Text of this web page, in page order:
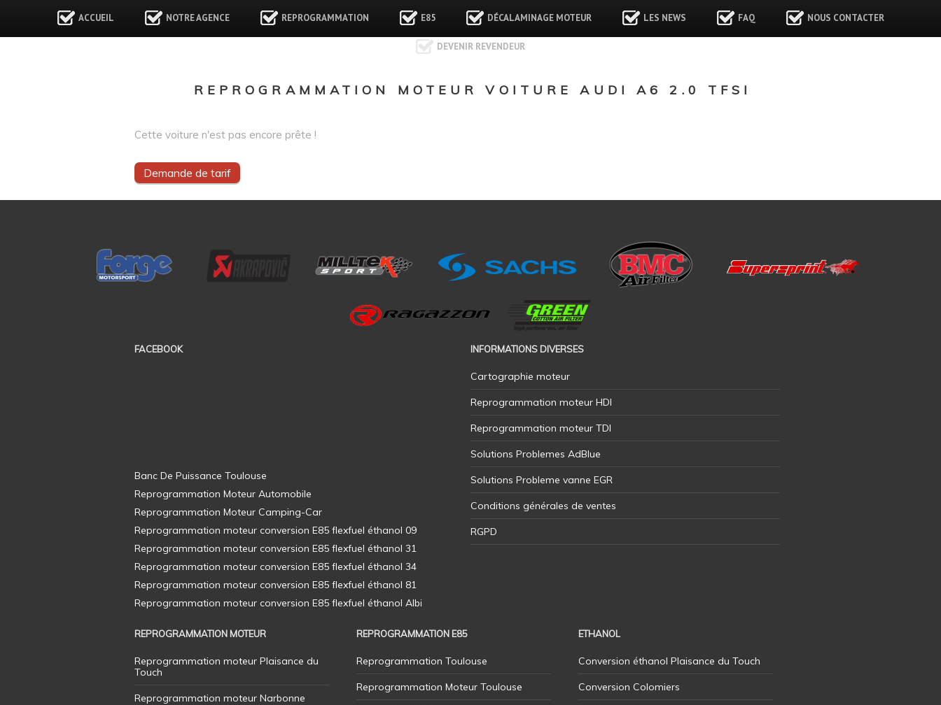
ACCUEIL NOTRE AGENCE REPROGRAMMATION E85 DÉCALAMINAGE MOTEUR LES NEWS FAQ NOUS CONTACTER
DEVENIR REVENDEUR
REPROGRAMMATION MOTEUR VOITURE AUDI A6 2.0 TFSI
Cette voiture n'est pas encore prête !
Demande de tarif
FACEBOOK INFORMATIONS DIVERSES
Cartographie moteur
Reprogrammation moteur HDI
Reprogrammation moteur TDI
Solutions Problemes AdBlue
Solutions Probleme vanne EGR
Conditions générales de ventes
RGPD
REPROGRAMMATION MOTEUR
Reprogrammation moteur Plaisance du
Touch
Reprogrammation moteur Narbonne
REPROGRAMMATION E85
Reprogrammation Toulouse
Reprogrammation Moteur Toulouse
ETHANOL
Conversion éthanol Plaisance du Touch
Conversion Colomiers
Banc De Puissance Toulouse
Reprogrammation Moteur Automobile
Reprogrammation Moteur Camping-Car
Reprogrammation moteur conversion E85 flexfuel éthanol 09
Reprogrammation moteur conversion E85 flexfuel éthanol 31
Reprogrammation moteur conversion E85 flexfuel éthanol 34
Reprogrammation moteur conversion E85 flexfuel éthanol 81
Reprogrammation moteur conversion E85 flexfuel éthanol Albi